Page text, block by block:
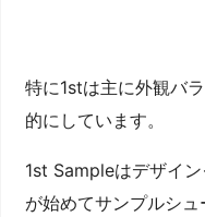
特に1stは主に外観バ
的にしています。
1st Sampleはデザイ
が始めてサンプルシ